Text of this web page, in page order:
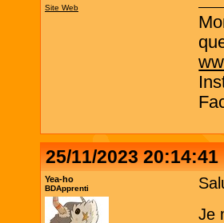
Site Web
25/11/2023 20:14:41
Yea-ho
BDApprenti
Je